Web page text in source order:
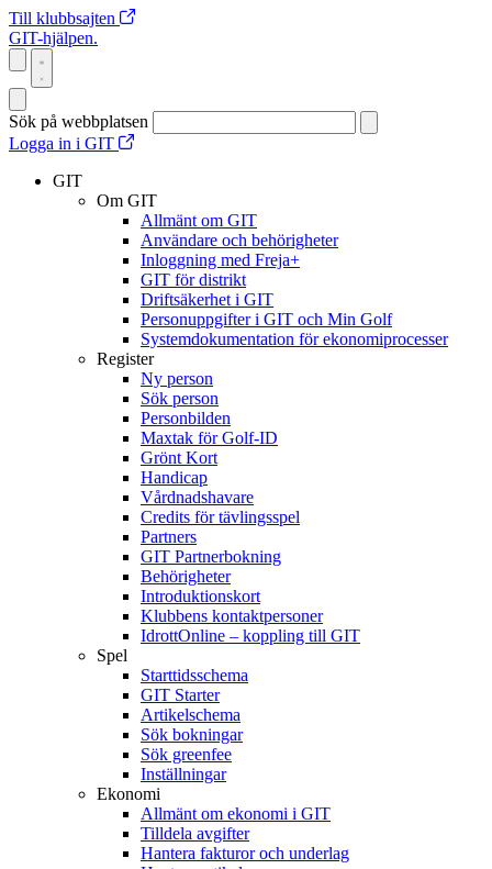
Till klubbsajten
GIT-hjälpen.
Sök på webbplatsen
Logga in i GIT
GIT
Om GIT
Allmänt om GIT
Användare och behörigheter
Inloggning med Freja+
GIT för distrikt
Driftsäkerhet i GIT
Personuppgifter i GIT och Min Golf
Systemdokumentation för ekonomiprocesser
Register
Ny person
Sök person
Personbilden
Maxtak för Golf-ID
Grönt Kort
Handicap
Vårdnadshavare
Credits för tävlingsspel
Partners
GIT Partnerbokning
Behörigheter
Introduktionskort
Klubbens kontaktpersoner
IdrottOnline – koppling till GIT
Spel
Starttidsschema
GIT Starter
Artikelschema
Sök bokningar
Sök greenfee
Inställningar
Ekonomi
Allmänt om ekonomi i GIT
Tilldela avgifter
Hantera fakturor och underlag